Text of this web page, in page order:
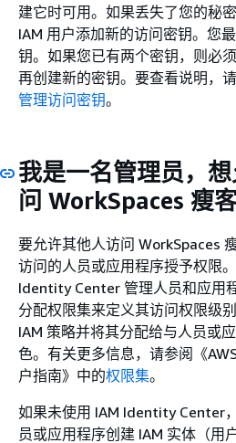
建它时可用。如果丢失了您的秘
IAM 用户添加新的访问密钥。您
钥。如果您已有两个密钥，则必
再创建新的密钥。要查看说明，
管理访问密钥。
我是一名管理员，
问 WorkSpaces 瘦
要允许其他人访问 WorkSpaces
访问的人员或应用程序授予权限
Identity Center 管理人员和应用
分配权限集来定义其访问权限级
IAM 策略并将其分配给与人员或
色。有关更多信息，请参阅《
户指南》 中的权限集。
如果未使用 IAM Identity Center
员或应用程序创建 IAM 实体（用